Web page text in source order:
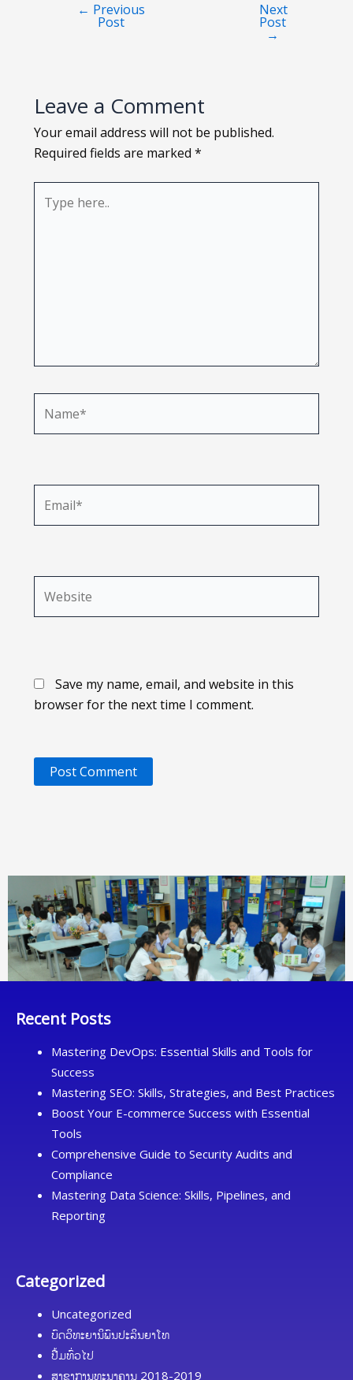
← Previous
Post
Next
Post
→
Leave a Comment
Your email address will not be published.
Required fields are marked *
here..
Save my name, email, and website in this
browser for the next time I comment.
Recent Posts
Mastering DevOps: Essential Skills and Tools for
Success
Mastering SEO: Skills, Strategies, and Best Practices
Boost Your E-commerce Success with Essential
Tools
Comprehensive Guide to Security Audits and
Compliance
Mastering Data Science: Skills, Pipelines, and
Reporting
Categorized
Uncategorized
ບົດວິທະຍານິພົນປະລິນຍາໂທ
ປື້ມທົ່ວໄປ
ສາຂາການທະນາຄານ 2018-2019